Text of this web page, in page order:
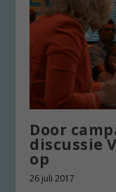
Door
discussie
op
26 juli 2017